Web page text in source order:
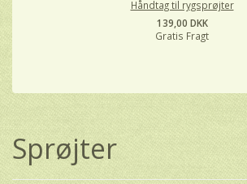
Håndtag til rygsprøjter
139,00 DKK
Gratis Fragt
Sprøjter